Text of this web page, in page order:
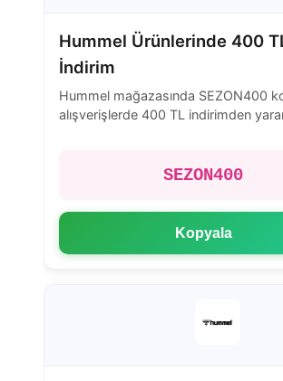
Hummel Ürünlerinde 400
İndirim
Hummel mağazasında SEZON400
alışverişlerde 400 TL indirimden
SEZON400
Kopyala